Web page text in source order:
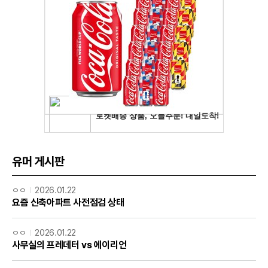
유머 게시판
ㅇㅇ 2026.01.22
요즘 신축아파트 사전점검 상태
ㅇㅇ 2026.01.22
사무실의 프레데터 vs 에이리언